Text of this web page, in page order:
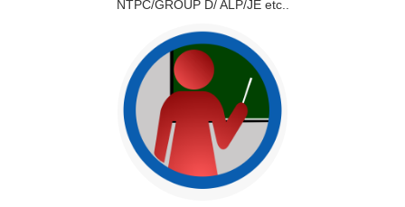
NTPC/GROUP D/ ALP/JE etc..